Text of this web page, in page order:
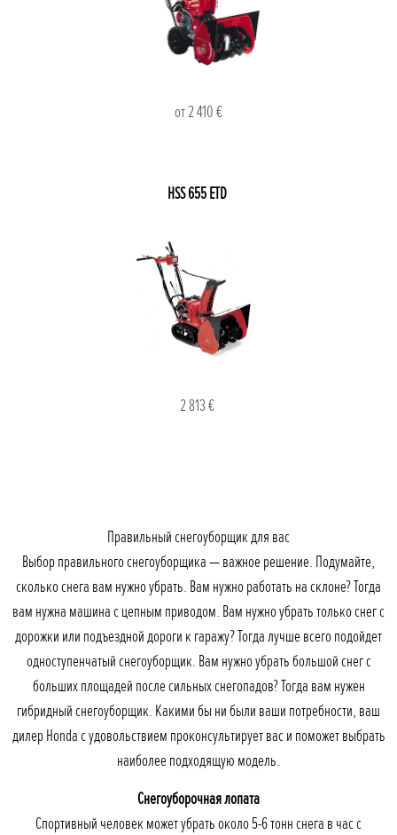
от 2 410 €
HSS 655 ETD
2 813 €
Правильный снегоуборщик для вас
Выбор правильного снегоуборщика — важное решение. Подумайте,
сколько снега вам нужно убрать. Вам нужно работать на склоне? Тогда
вам нужна машина с цепным приводом. Вам нужно убрать только снег с
дорожки или подъездной дороги к гаражу? Тогда лучше всего подойдет
одноступенчатый снегоуборщик. Вам нужно убрать большой снег с
больших площадей после сильных снегопадов? Тогда вам нужен
гибридный снегоуборщик. Какими бы ни были ваши потребности, ваш
дилер Honda с удовольствием проконсультирует вас и поможет выбрать
наиболее подходящую модель.
Снегоуборочная лопата
Спортивный человек может убрать около 5-6 тонн снега в час с